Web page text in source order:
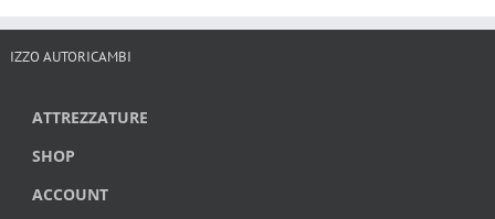
IZZO AUTORICAMBI
ATTREZZATURE
SHOP
ACCOUNT